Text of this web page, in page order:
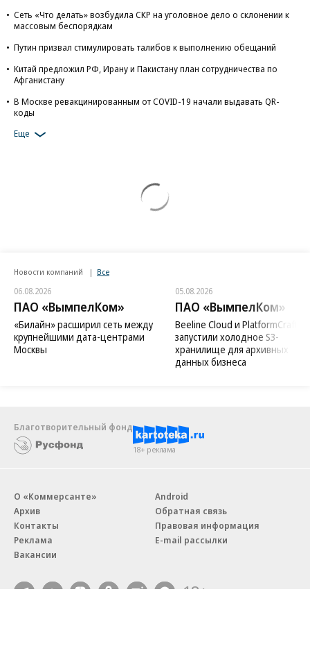
Сеть «Что делать» возбудила СКР на уголовное дело о склонении к
массовым беспорядкам
Путин призвал стимулировать талибов к выполнению обещаний
Китай предложил РФ, Ирану и Пакистану план сотрудничества по
Афганистану
В Москве ревакцинированным от COVID-19 начали выдавать QR-
коды
Еще
Новости компаний Все
06.08.2026
ПАО «ВымпелКом»
«Билайн» расширил сеть между
крупнейшими дата-центрами
Москвы
05.08.2026
ПАО «ВымпелКом»
Beeline Cloud и PlatformCraft
запустили холодное S3-
хранилище для архивных
данных бизнеса
Благотворительный фонд
18+ реклама
О «Коммерсанте»
Архив
Контакты
Реклама
Вакансии
Android
Обратная связь
Правовая информация
E-mail рассылки
18+